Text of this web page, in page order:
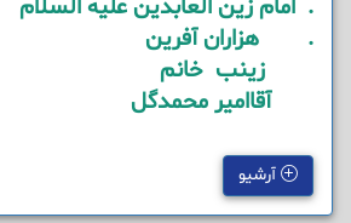
. امام زین العابدین علیه السلام
. هزاران آفرین
زینب خانم
آقاامیر محمدگل
آرشیو